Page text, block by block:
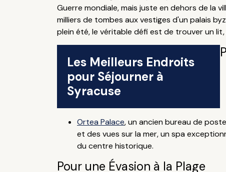
Guerre mondiale, mais juste en dehors de la
milliers de tombes aux vestiges d'un palais
plein été, le véritable défi est de trouver un
Les Meilleurs Endroits
pour Séjourner à
Syracuse
Ortea Palace, un ancien bureau de
et des vues sur la mer, un spa
du centre historique.
Pour une Évasion à la Plage